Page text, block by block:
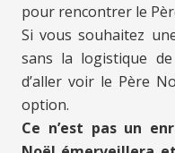
pour rencontrer le
Si vous souhaitez
sans la logistique
d’aller voir le Père
option.
Ce n’est pas un